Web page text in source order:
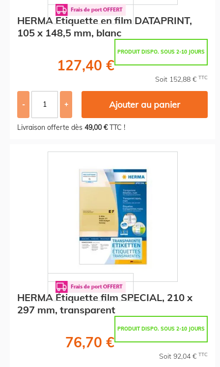
HERMA Etiquette en film DATAPRINT,
105 x 148,5 mm, blanc
PRODUIT DISPO. SOUS 2-10 JOURS
127,40 €
Soit 152,88 € TTC
- + Ajouter au panier
Livraison offerte dès 49,00 €TTC !
HERMA Étiquette film SPECIAL, 210 x
297 mm, transparent
PRODUIT DISPO. SOUS 2-10 JOURS
76,70 €
Soit 92,04 € TTC